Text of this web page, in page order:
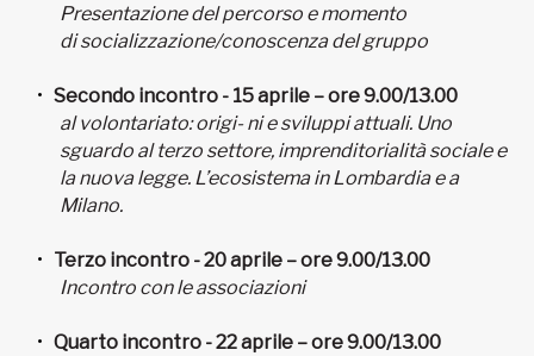
Presentazione del percorso e momento
di socializzazione/conoscenza del gruppo
Secondo incontro - 15 aprile – ore 9.00/13.00
al volontariato: origi- ni e sviluppi attuali. Uno
sguardo al terzo settore, imprenditorialità sociale e
la nuova legge. L’ecosistema in Lombardia e a
Milano.
Terzo incontro - 20 aprile – ore 9.00/13.00
Incontro con le associazioni
Quarto incontro - 22 aprile – ore 9.00/13.00